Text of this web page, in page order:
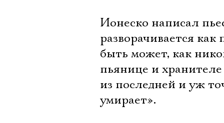
Ионеско написал
разворачивается
быть может, как
пьянице и
из последней и уж
умирает».